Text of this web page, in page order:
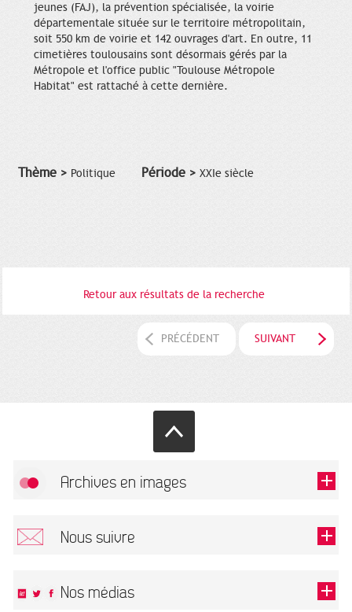
jeunes (FAJ), la prévention spécialisée, la voirie
départementale située sur le territoire métropolitain,
soit 550 km de voirie et 142 ouvrages d'art. En outre, 11
cimetières toulousains sont désormais gérés par la
Métropole et l'office public "Toulouse Métropole
Habitat" est rattaché à cette dernière.
Thème > Politique Période > XXIe siècle
Retour aux résultats de la recherche
PRÉCÉDENT SUIVANT
Archives en images
Nous suivre
Nos médias